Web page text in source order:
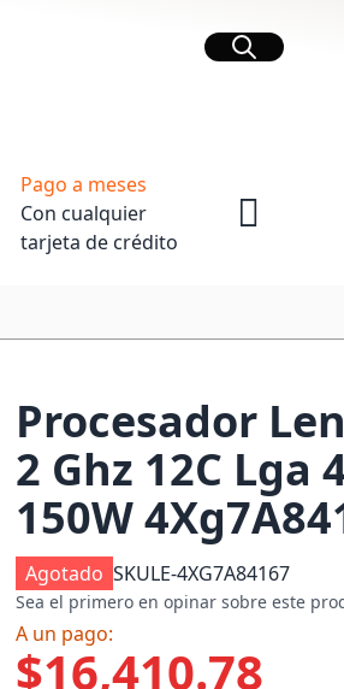
Buscar
Pago a meses
Con cualquier
tarjeta de crédito
Procesador
2 Ghz 12C Lga
150W
Agotado SKULE-4XG7A84167
Sea el primero en opinar sobre este
A un pago:
$16,410.78